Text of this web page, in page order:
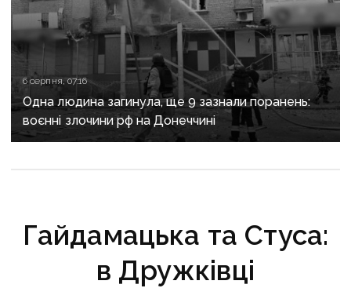
6 серпня, 07:16
Одна людина загинула, ще 9 зазнали поранень:
воєнні злочини рф на Донеччині
Гайдамацька та Стуса:
в Дружківці